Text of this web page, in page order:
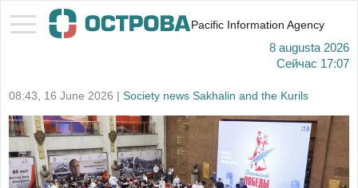
Pacific Information Agency
8 augusta 2026
Сейчас 17:07
08:43, 16 June 2026 | Society news Sakhalin and the Kurils